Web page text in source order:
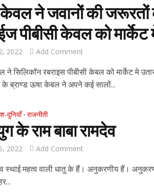
ने जवानों की जरूरतों
पीबीसी केवल को मार्केट
2022 Add Comment
ने सिलिकॉन रबराइस पीबीसी केबल को मार्केट मे
के ब्राण्ड ऊषा केबल ने अपने कई सालों...
दुनियाँ • राजनीती
के राम बाबा रामदेव
2022 Add Comment
स्थाई महत्व वाली धातु के हैं। अनुकरणीय हैं।